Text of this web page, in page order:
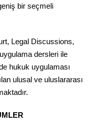
bir seçmeli
Legal Discussions,
dersleri ile
hukuk uygulaması
ulusal ve uluslararası